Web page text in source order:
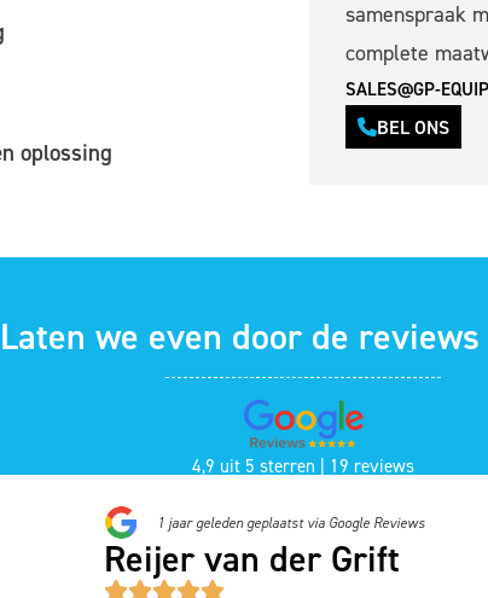
oplossing
samenspraak
complete
SALES@GP-
BEL ONS
Laten we even door de
4,9 uit 5 sterren | 19 reviews
1 jaar geleden geplaatst via Google Reviews
Reijer van der Grift